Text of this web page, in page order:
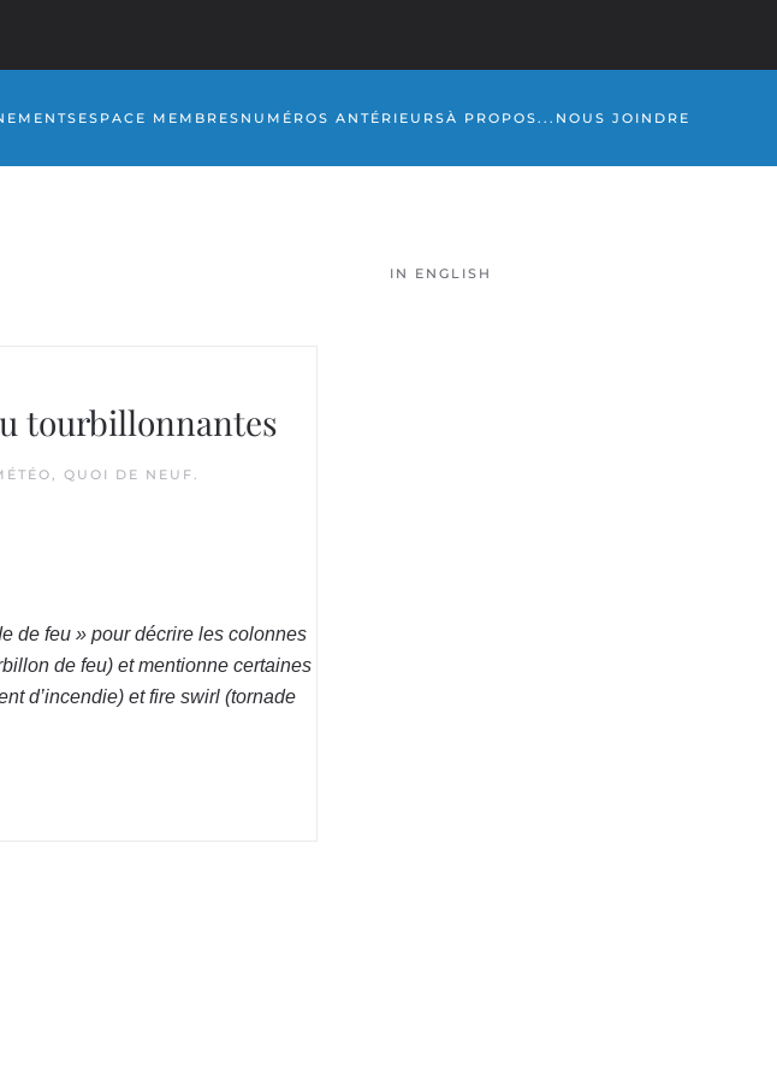
ESPACE MEMBRES NUMÉROS ANTÉRIEURSÀ PROPOS... NOUS JOINDRE
tourbillonnantes
, QUOI DE NEUF.
de feu » pour décrire les colonnes
de feu) et mentionne certaines
d’incendie) et fire swirl (tornade
IN ENGLISH